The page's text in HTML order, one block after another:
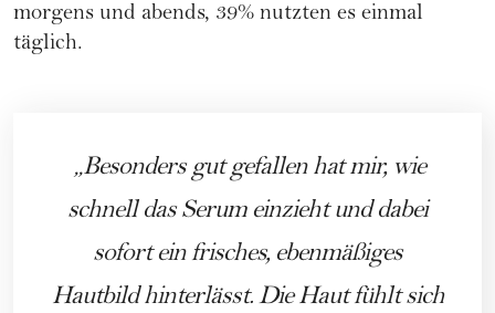
morgens und abends, 39% nutzten es einmal
täglich.
Besonders gut gefallen hat mir, wie
schnell das Serum einzieht und dabei
sofort ein frisches, ebenmäßiges
Hautbild hinterlässt. Die Haut fühlt sich